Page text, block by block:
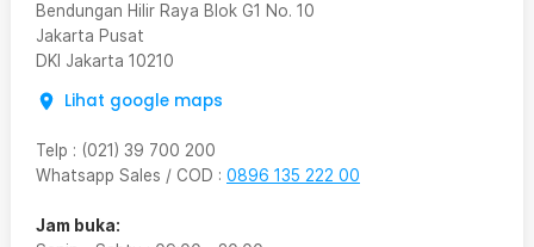
Bendungan Hilir Raya Blok G1 No. 10
Jakarta Pusat
DKI Jakarta 10210
Lihat google maps
Telp : (021) 39 700 200
Whatsapp Sales / COD : 0896 135 222 00
Jam buka: